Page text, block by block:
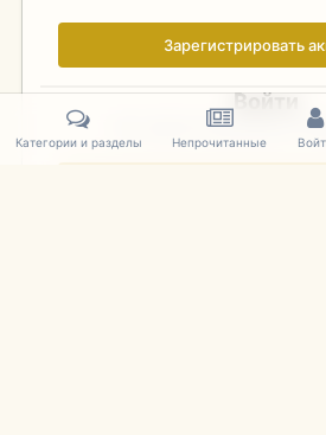
Зарегистрировать
Войти
Уже зарегистрированы?
Категории и разделы Непрочитанные